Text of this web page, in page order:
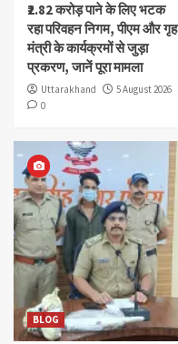
₹2.82 करोड़ पाने के लिए भटक
रहा परिवहन निगम, पीएम और गृह
मंत्री के कार्यक्रमों से जुड़ा
प्रकरण, जानें पूरा मामला
Uttarakhand
5 August 2026
0
BLOG